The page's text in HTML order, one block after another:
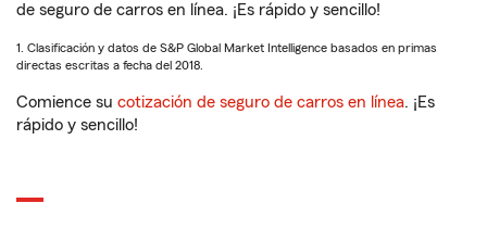
de seguro de carros en línea. ¡Es rápido y sencillo!
1. Clasificación y datos de S&P Global Market Intelligence basados en primas
directas escritas a fecha del 2018.
Comience su cotización de seguro de carros en línea. ¡Es
rápido y sencillo!